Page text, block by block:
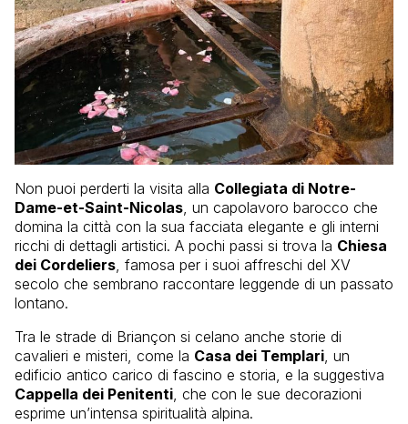
Non puoi perderti la visita alla Collegiata di Notre-
Dame-et-Saint-Nicolas, un capolavoro barocco che
domina la città con la sua facciata elegante e gli interni
ricchi di dettagli artistici. A pochi passi si trova la Chiesa
dei Cordeliers, famosa per i suoi affreschi del XV
secolo che sembrano raccontare leggende di un passato
lontano.
Tra le strade di Briançon si celano anche storie di
cavalieri e misteri, come la Casa dei Templari, un
edificio antico carico di fascino e storia, e la suggestiva
Cappella dei Penitenti, che con le sue decorazioni
esprime un’intensa spiritualità alpina.